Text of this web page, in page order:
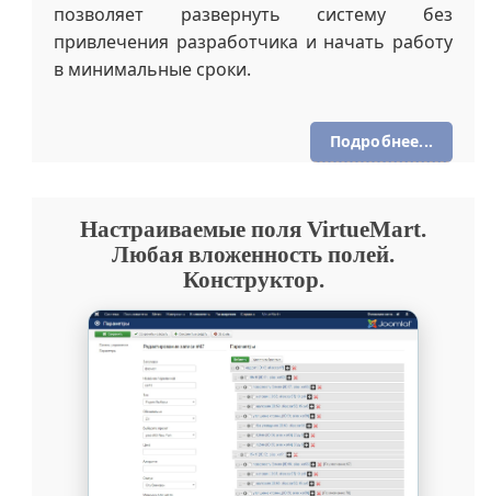
позволяет развернуть систему без
привлечения разработчика и начать работу
в минимальные сроки.
Подробнее...
Настраиваемые поля VirtueMart.
Любая вложенность полей.
Конструктор.